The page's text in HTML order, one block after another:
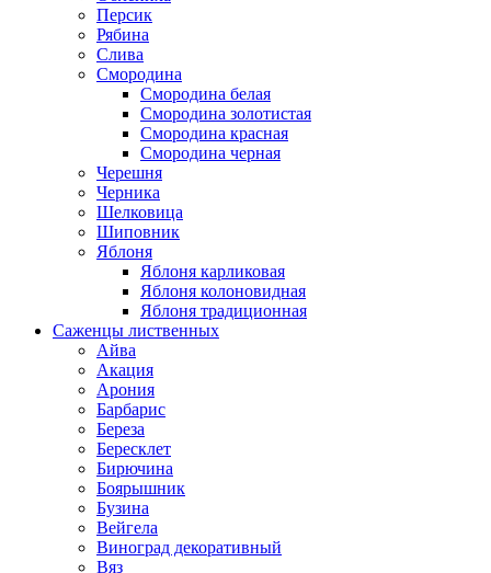
Персик
Рябина
Слива
Смородина
Смородина белая
Смородина золотистая
Смородина красная
Смородина черная
Черешня
Черника
Шелковица
Шиповник
Яблоня
Яблоня карликовая
Яблоня колоновидная
Яблоня традиционная
Саженцы лиственных
Айва
Акация
Арония
Барбарис
Береза
Бересклет
Бирючина
Боярышник
Бузина
Вейгела
Виноград декоративный
Вяз